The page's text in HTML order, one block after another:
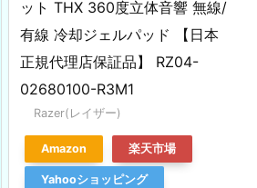
ット THX 360度立体音響 無線/
有線 冷却ジェルパッド 【日本
正規代理店保証品】 RZ04-
02680100-R3M1
Razer(レイザー)
Amazon 楽天市場
Yahooショッピング